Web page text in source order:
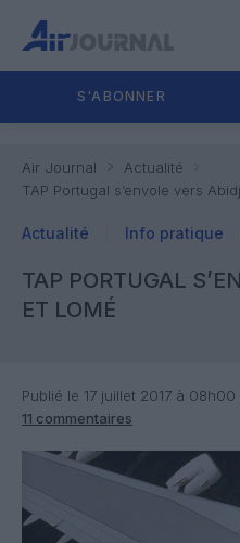
S'ABONNER
Air Journal
Actualité
TAP Portugal s’envole vers
Actualité Info pratique
TAP PORTUGAL
ET LOMÉ
Publié le 17 juillet 2017 à 08h00
11 commentaires